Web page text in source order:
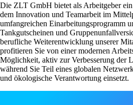
Die ZLT GmbH bietet als Arbeitgeber
dem Innovation und Teamarbeit im
umfangreichen Einarbeitungsprogramm
Tankgutscheinen und
berufliche Weiterentwicklung unserer
profitieren Sie von einer modernen
Möglichkeit, aktiv zur Verbesserung der
während Sie Teil eines globalen
und ökologische Verantwortung einsetzt.